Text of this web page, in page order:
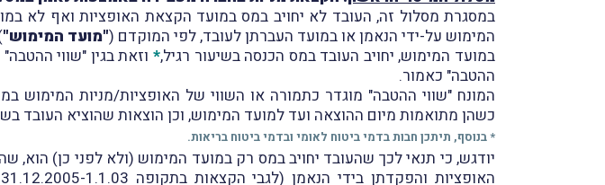
במסגרת מסלול זה, העובד לא יחויב במס במועד הקצאת האופציות ואף לא
המימוש על-ידי הנאמן או במועד העברתן לעובד, לפי המוקדם ("מועד המימוש"
במועד המימוש, יחויב העובד במס הכנסה בשיעור רגיל,*וזאת בגין "שווי
ההטבה" כאמור.
המונח "שווי ההטבה" מוגדר כתמורה או השווי של האופציות/מניות המימוש
כשהן מתואמות מיום ההוצאה ועד למועד המימוש, וכן הוצאות שהוציא העובד
* בנוסף, תיתכן חבות בדמי ביטוח לאומי ובדמי ביטוח בריאות.